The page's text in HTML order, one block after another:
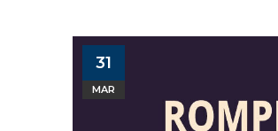
31
MAR